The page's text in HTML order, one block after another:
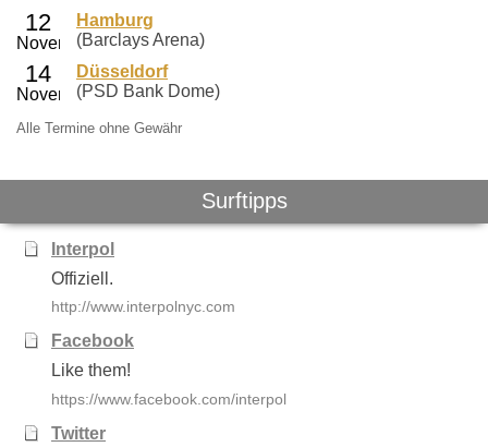
Hamburg
(Barclays Arena)
Düsseldorf
(PSD Bank Dome)
Alle Termine ohne Gewähr
Surftipps
Interpol
Offiziell.
http://www.interpolnyc.com
Facebook
Like them!
https://www.facebook.com/interpol
Twitter